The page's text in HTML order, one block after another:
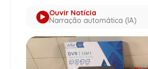
Ouvir Notícia
Narração automática (IA)